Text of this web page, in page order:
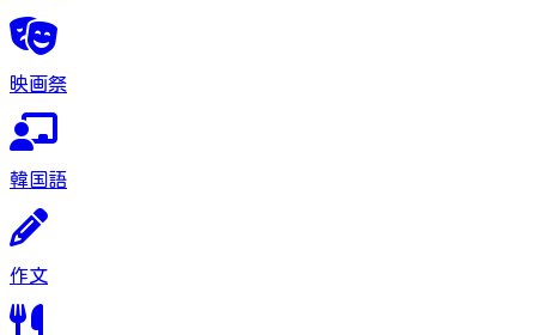
映画祭
韓国語
作文